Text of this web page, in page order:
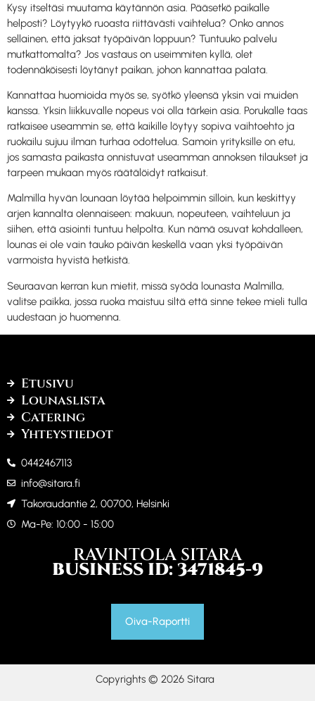
Kysy itseltäsi muutama käytännön asia. Pääsetkö paikalle
helposti? Löytyykö ruoasta riittävästi vaihtelua? Onko annos
sellainen, että jaksat työpäivän loppuun? Tuntuuko palvelu
mutkattomalta? Jos vastaus on useimmiten kyllä, olet
todennäköisesti löytänyt paikan, johon kannattaa palata.
Kannattaa huomioida myös se, syötkö yleensä yksin vai muiden
kanssa. Yksin liikkuvalle nopeus voi olla tärkein asia. Porukalle taas
ratkaisee useammin se, että kaikille löytyy sopiva vaihtoehto ja
ruokailu sujuu ilman turhaa odottelua. Samoin yrityksille on etu,
jos samasta paikasta onnistuvat useamman annoksen tilaukset ja
tarpeen mukaan myös räätälöidyt ratkaisut.
Malmilla hyvän lounaan löytää helpoimmin silloin, kun keskittyy
arjen kannalta olennaiseen: makuun, nopeuteen, vaihteluun ja
siihen, että asiointi tuntuu helpolta. Kun nämä osuvat kohdalleen,
lounas ei ole vain tauko päivän keskellä vaan yksi työpäivän
varmoista hyvistä hetkistä.
Seuraavan kerran kun mietit, missä syödä lounasta Malmilla,
valitse paikka, jossa ruoka maistuu siltä että sinne tekee mieli tulla
uudestaan jo huomenna.
RAVINTOLA SITARA
BUSINESS ID: 3471845-9
Oiva-Raportti
0442467113
info@sitara.fi
Takoraudantie 2, 00700, Helsinki
Ma-Pe: 10:00 - 15:00
Etusivu
Lounaslista
Catering
Yhteystiedot
Copyrights © 2026 Sitara